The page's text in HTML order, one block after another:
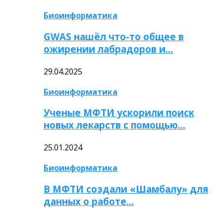
Биоинформатика
GWAS нашёл что-то общее в
ожирении лабрадоров и…
29.04.2025
Биоинформатика
Ученые МФТИ ускорили поиск
новых лекарств с помощью…
25.01.2024
Биоинформатика
В МФТИ создали «Шамбалу» для
данных о работе…